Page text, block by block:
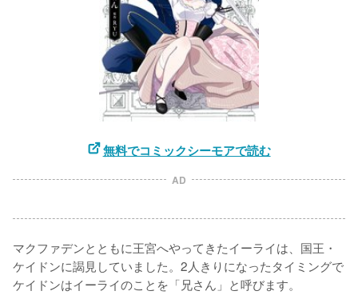
無料でコミックシーモアで読む
AD
マクファデンとともに王宮へやってきたイーライは、国王・
ケイドンに謁見していました。2人きりになったタイミングで
ケイドンはイーライのことを「兄さん」と呼びます。